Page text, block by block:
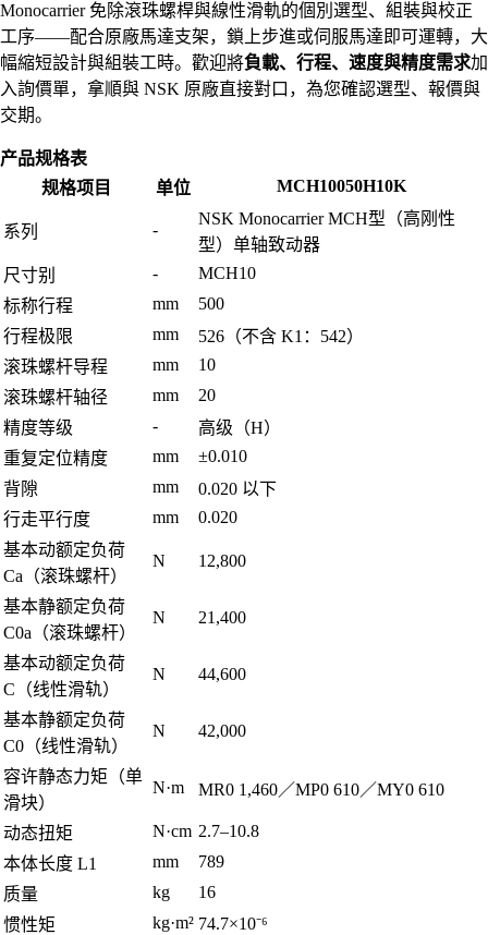
Monocarrier 免除滾珠螺桿與線性滑軌的個別選型、組裝與校正
工序——配合原廠馬達支架，鎖上步進或伺服馬達即可運轉，大
幅縮短設計與組裝工時。歡迎將負載、行程、速度與精度需求加
入詢價單，拿順與 NSK 原廠直接對口，為您確認選型、報價與
交期。
产品规格表
规格项目
单位 MCH10050H10K
系列 -
NSK Monocarrier MCH型（高刚性
型）单轴致动器
尺寸别
-
MCH10
标称行程
mm
500
行程极限
mm
526（不含 K1：542）
滚珠螺杆导程
mm
10
滚珠螺杆轴径
mm
20
精度等级
-
高级（H）
重复定位精度
mm
±0.010
背隙
mm
0.020 以下
行走平行度
mm
0.020
基本动额定负荷
Ca（滚珠螺杆）
N 12,800
基本静额定负荷
C0a（滚珠螺杆）
N 21,400
基本动额定负荷
C（线性滑轨）
N 44,600
基本静额定负荷
C0（线性滑轨）
N 42,000
容许静态力矩（单
滑块）
N·m MR0 1,460／MP0 610／MY0 610
动态扭矩 N·cm 2.7–10.8
本体长度 L1
mm
789
质量
kg
16
惯性矩
kg·m² 74.7×10⁻⁶